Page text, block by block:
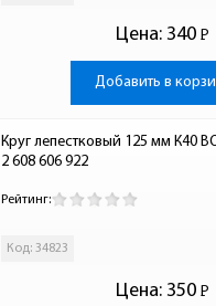
Цена: 340 Р
-
Добавить в
Круг лепестковый 125 мм К40
2 608 606 922
Рейтинг:
Код: 34823
Цена: 350 Р
-